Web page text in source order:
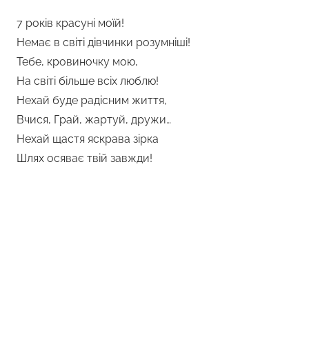
7 років красуні моїй!
Немає в світі дівчинки розумніші!
Тебе, кровиночку мою,
На світі більше всіх люблю!
Нехай буде радісним життя,
Вчися, Грай, жартуй, дружи…
Нехай щастя яскрава зірка
Шлях осяває твій завжди!